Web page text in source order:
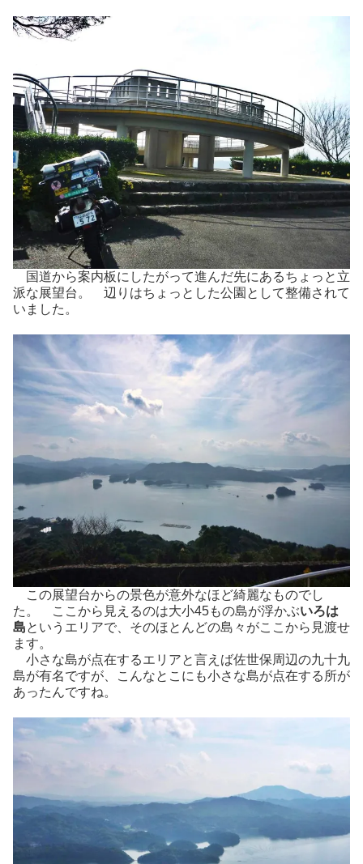
国道から案内板にしたがって進んだ先にあるちょっと立
派な展望台。 辺りはちょっとした公園として整備されて
いました。
この展望台からの景色が意外なほど綺麗なものでし
た。 ここから見えるのは大小45もの島が浮かぶいろは
島というエリアで、そのほとんどの島々がここから見渡せ
ます。
小さな島が点在するエリアと言えば佐世保周辺の九十九
島が有名ですが、こんなとこにも小さな島が点在する所が
あったんですね。